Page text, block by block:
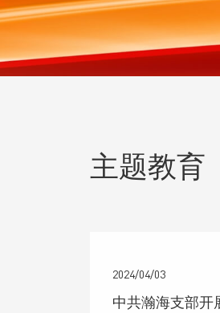
主题教育
2024/04/03
中共瀚海支部开